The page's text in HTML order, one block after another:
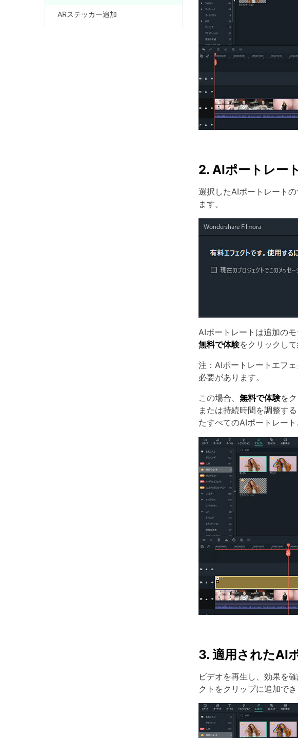
ARステッカー追加
2. AIポートレー
選択したAIポートレート
ます。
AIポートレートは追加の
無料で体験をクリックして
注：AIポートレートエフ
必要があります。
この場合、 無料で体験を
または持続時間を調整す
たすべてのAIポートレー
3. 適用されたAI
ビデオを再生し、効果を
クトをクリップに追加でき